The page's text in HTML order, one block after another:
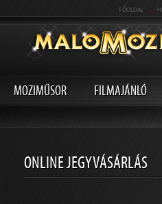
FŐOLDAL .
MOZIMŰSOR FILMAJÁNLÓ
ONLINE JEGYVÁSÁRLÁS